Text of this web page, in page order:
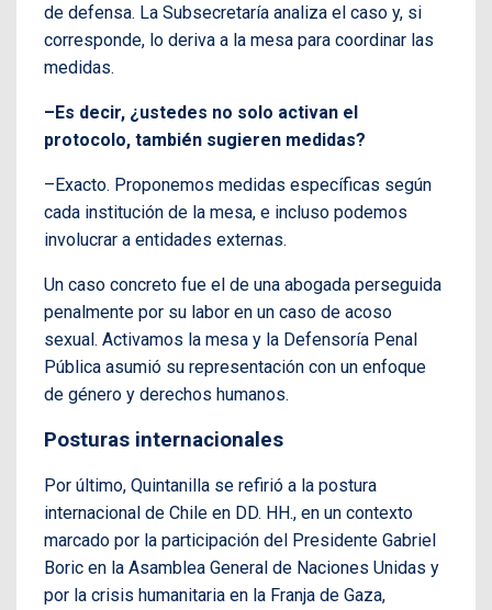
de defensa. La Subsecretaría analiza el caso y, si
corresponde, lo deriva a la mesa para coordinar las
medidas.
–Es decir, ¿ustedes no solo activan el
protocolo, también sugieren medidas?
–Exacto. Proponemos medidas específicas según
cada institución de la mesa, e incluso podemos
involucrar a entidades externas.
Un caso concreto fue el de una abogada perseguida
penalmente por su labor en un caso de acoso
sexual. Activamos la mesa y la Defensoría Penal
Pública asumió su representación con un enfoque
de género y derechos humanos.
Posturas internacionales
Por último, Quintanilla se refirió a la postura
internacional de Chile en DD. HH., en un contexto
marcado por la participación del Presidente Gabriel
Boric en la Asamblea General de Naciones Unidas y
por la crisis humanitaria en la Franja de Gaza,